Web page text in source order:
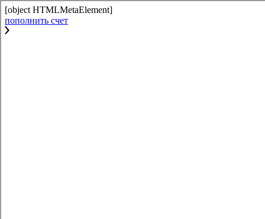
[object HTMLMetaElement]
пополнить счет